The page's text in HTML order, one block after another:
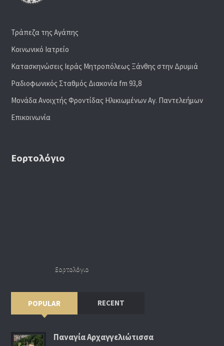
Τράπεζα της Αγάπης
Κοινωνικό Ιατρείο
Κατασκηνώσεις Ιεράς Μητροπόλεως Ξάνθης στην Δρυμιά
Ραδιoφωνικός Σταθμός Διακονία fm 93,8
Μονάδα Ανοιχτής Φροντίδας Ηλικιωμένων Αγ. Παντελεήμων
Επικοινωνία
Εορτολόγιο
Εορτολόγιο
POPULAR RECENT
Παναγία Αρχαγγελιώτισσα